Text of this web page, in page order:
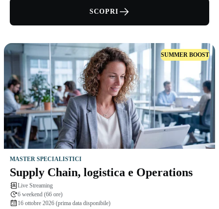
SCOPRI
SUMMER BOOST
MASTER SPECIALISTICI
Supply Chain, logistica e Operations
Live Streaming
6 weekend (66 ore)
16 ottobre 2026 (prima data disponibile)